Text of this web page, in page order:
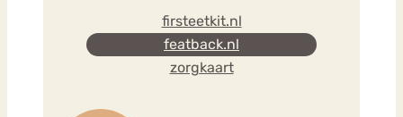
firsteetkit.nl
featback.nl
zorgkaart